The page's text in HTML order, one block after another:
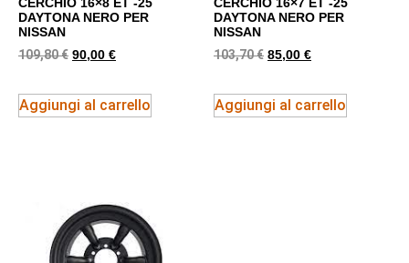
DAYTONA NERO PER
NISSAN
109,80€ 90,00 €
Aggiungi al carrello
DAYTONA NERO PER
NISSAN
103,70€ 85,00 €
Aggiungi al carrello